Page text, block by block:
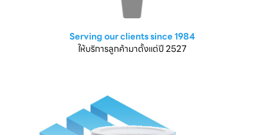
Serving our clients since 1984
ให้บริการลูกค้ามาตั้งแต่ปี 2527